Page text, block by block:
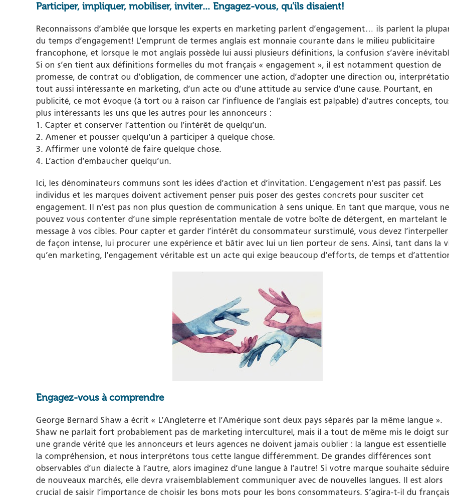
Participer, impliquer, mobiliser, inviter… Engagez-vous, qu’ils disaient!
Reconnaissons d’amblée que lorsque les experts en marketing parlent d’engagement… ils parlent la
du temps d’engagement! L’emprunt de termes anglais est monnaie courante dans le milieu publicitaire
francophone, et lorsque le mot anglais possède lui aussi plusieurs définitions, la confusion s’avère
Si on s’en tient aux définitions formelles du mot français « engagement », il est notamment question de
promesse, de contrat ou d’obligation, de commencer une action, d’adopter une direction ou,
tout aussi intéressante en marketing, d’un acte ou d’une attitude au service d’une cause. Pourtant, en
publicité, ce mot évoque (à tort ou à raison car l’influence de l’anglais est palpable) d’autres concepts,
plus intéressants les uns que les autres pour les annonceurs :
1. Capter et conserver l’attention ou l’intérêt de quelqu’un.
2. Amener et pousser quelqu’un à participer à quelque chose.
3. Affirmer une volonté de faire quelque chose.
4. L’action d’embaucher quelqu’un.
Ici, les dénominateurs communs sont les idées d’action et d’invitation. L’engagement n’est pas passif. Les
individus et les marques doivent activement penser puis poser des gestes concrets pour susciter cet
engagement. Il n’est pas non plus question de communication à sens unique. En tant que marque, vous ne
pouvez vous contenter d’une simple représentation mentale de votre boîte de détergent, en martelant le
message à vos cibles. Pour capter et garder l’intérêt du consommateur surstimulé, vous devez l’interpeller
de façon intense, lui procurer une expérience et bâtir avec lui un lien porteur de sens. Ainsi, tant dans la
qu’en marketing, l’engagement véritable est un acte qui exige beaucoup d’efforts, de temps et
Engagez-vous à comprendre
George Bernard Shaw a écrit « L’Angleterre et l’Amérique sont deux pays séparés par la même langue ».
Shaw ne parlait fort probablement pas de marketing interculturel, mais il a tout de même mis le doigt sur
une grande vérité que les annonceurs et leurs agences ne doivent jamais oublier : la langue est essentielle
la compréhension, et nous interprétons tous cette langue différemment. De grandes différences sont
observables d’un dialecte à l’autre, alors imaginez d’une langue à l’autre! Si votre marque souhaite séduire
de nouveaux marchés, elle devra vraisemblablement communiquer avec de nouvelles langues. Il est alors
crucial de saisir l’importance de choisir les bons mots pour les bons consommateurs. S’agira-t-il du